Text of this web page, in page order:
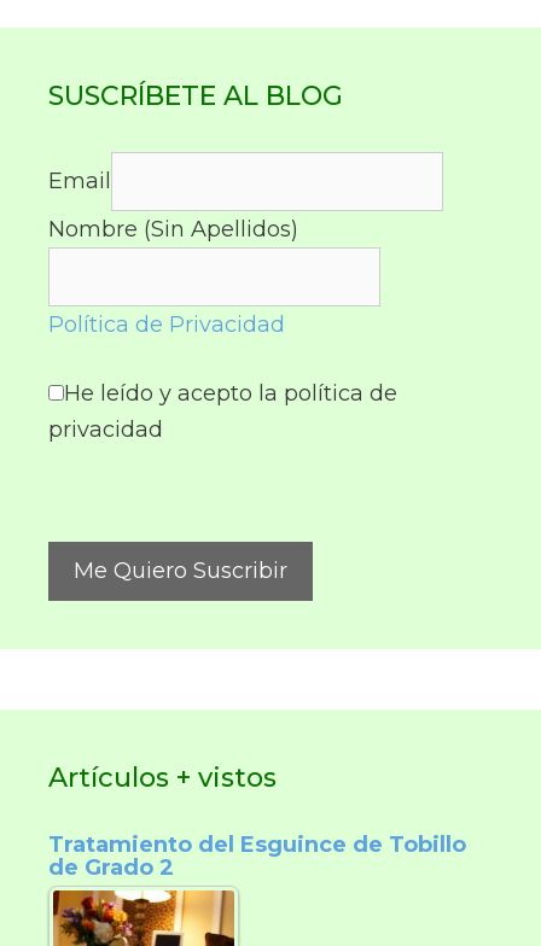
SUSCRÍBETE AL BLOG
Email
Nombre (Sin Apellidos)
Política de Privacidad
He leído y acepto la política de
privacidad
Artículos + vistos
Tratamiento del Esguince de Tobillo
de Grado 2